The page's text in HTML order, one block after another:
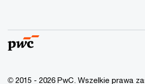
© 2015 - 2026 PwC. Wszelkie prawa